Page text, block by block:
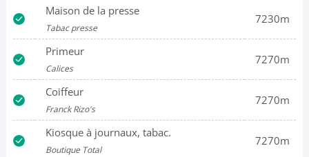
Maison de la presse
Tabac presse
7230m
Primeur
Calices
7270m
Coiffeur
Franck Rizo's
7270m
Kiosque à journaux, tabac.
Boutique Total
7270m